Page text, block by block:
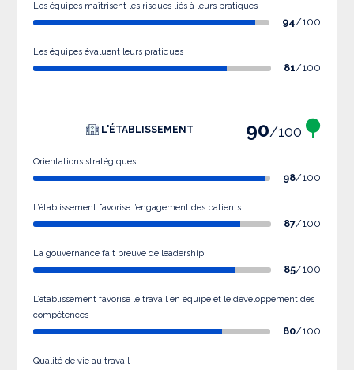
Les équipes maîtrisent les risques liés à leurs pratiques
94/100
Les équipes évaluent leurs pratiques
81/100
L'ÉTABLISSEMENT 90/100
Orientations stratégiques
98/100
L’établissement favorise l’engagement des patients
87/100
La gouvernance fait preuve de leadership
85/100
L’établissement favorise le travail en équipe et le développement des
compétences
80/100
Qualité de vie au travail